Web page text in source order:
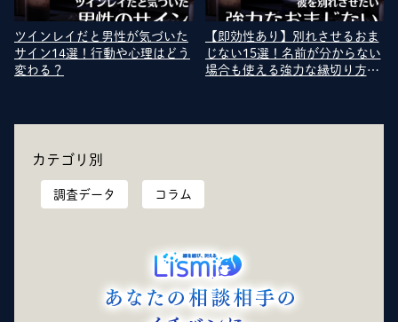
ツインレイだと男性が気づいた
サイン14選！行動や心理はどう
変わる？
【即効性あり】別れさせるおま
じない15選！名前が分からない
場合も使える強力な縁切り方法
カテゴリ別
調査データ コラム